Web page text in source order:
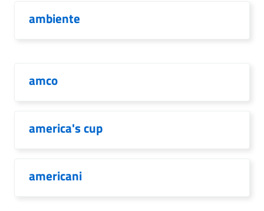
ambiente
amco
america's cup
americani